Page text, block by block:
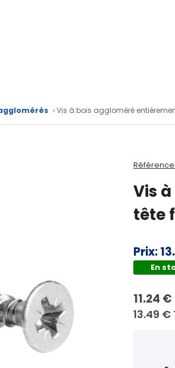
› Vis à bois aggloméré
Référence
Vis
tête
Prix:
En
11.24 €
13.49 €